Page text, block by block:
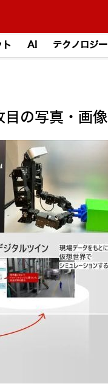
ト AI テクノロジー
目の写真・画像